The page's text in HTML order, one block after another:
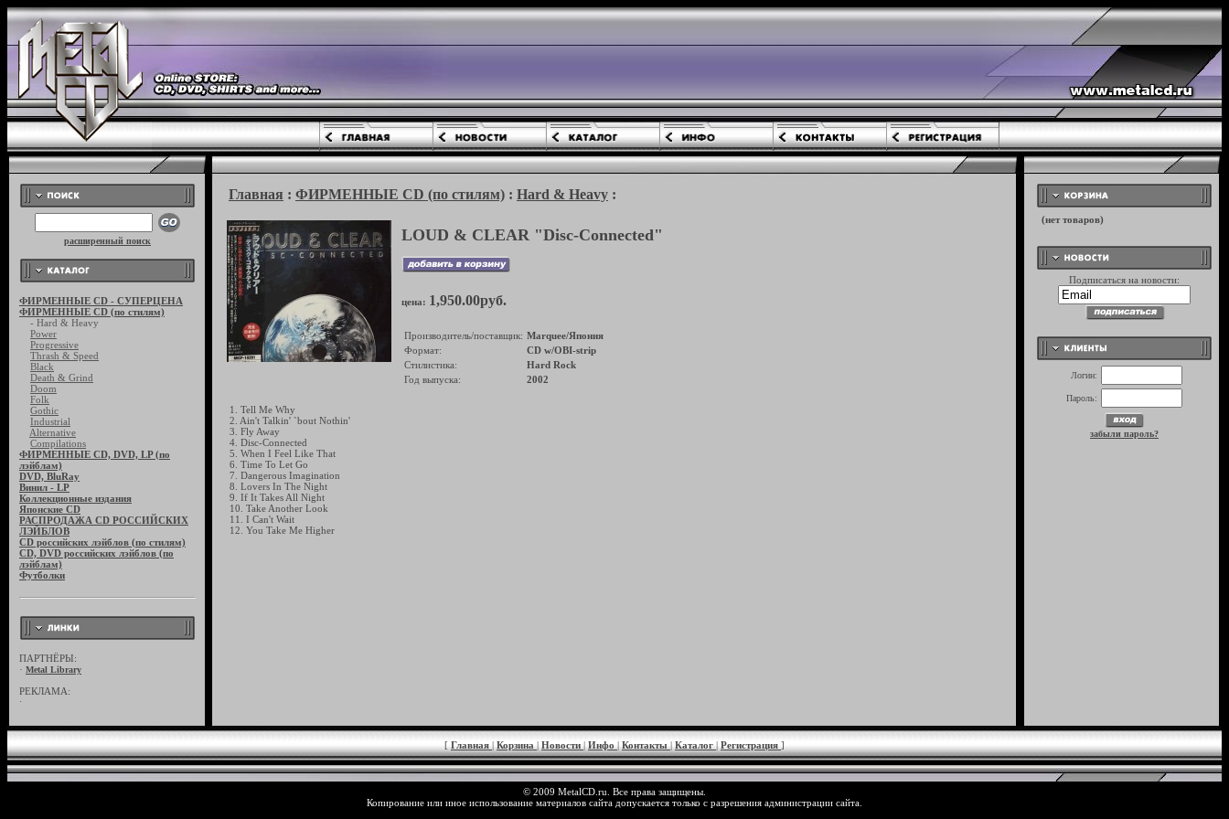
расширенный поиск
ФИРМЕННЫЕ CD - СУПЕРЦЕНА
ФИРМЕННЫЕ CD (по стилям)
- Hard & Heavy
Power
Progressive
Thrash & Speed
Black
Death & Grind
Doom
Folk
Gothic
Industrial
Alternative
Compilations
ФИРМЕННЫЕ CD, DVD, LP (по
лэйблам)
DVD, BluRay
Винил - LP
Коллекционные издания
Японские CD
РАСПРОДАЖА CD РОССИЙСКИХ
ЛЭЙБЛОВ
CD российских лэйблов (по стилям)
CD, DVD российских лэйблов (по
лэйблам)
Футболки
ПАРТНЁРЫ:
· Metal Library
РЕКЛАМА:
·
Главная : ФИРМЕННЫЕ CD (по стилям) : Hard & Heavy :
LOUD & CLEAR "Disc-Connected"
цена: 1,950.00руб.
Производитель/поставщик: Marquee/Япония
Формат:
CD w/OBI-strip
Стилистика:
Hard Rock
Год выпуска:
2002
1. Tell Me Why
2. Ain't Talkin' `bout Nothin'
3. Fly Away
4. Disc-Connected
5. When I Feel Like That
6. Time To Let Go
7. Dangerous Imagination
8. Lovers In The Night
9. If It Takes All Night
10. Take Another Look
11. I Can't Wait
12. You Take Me Higher
Подписаться на новости:
Логин:
Пароль:
забыли пароль?
[ Главная | Корзина | Новости | Инфо | Контакты | Каталог | Регистрация ]
© 2009 MetalCD.ru. Все права защищены.
Копирование или иное использование материалов сайта допускается только с разрешения администрации сайта.